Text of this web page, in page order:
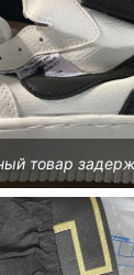
товар